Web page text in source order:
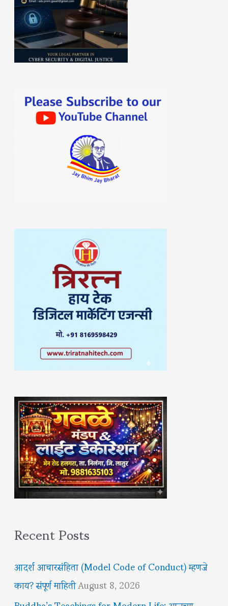
Recent Posts
आदर्श आचारसंहिता (Model Code of Conduct) म्हणजे
काय? संपूर्ण माहितीAugust 8, 2026